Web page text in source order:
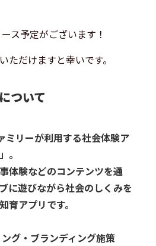
ス予定がございます！
ただけますと幸いです。
ついて
ミリーが利用する社会体験ア
。
体験などのコンテンツを通
に遊びながら社会のしくみを
育アプリです。
グ・ブランディング施策